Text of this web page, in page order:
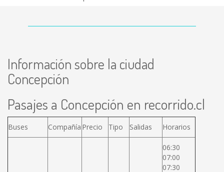
Información sobre la ciudad
Concepción
Pasajes a Concepción en recorrido.cl
Buses Compañía Precio Tipo Salidas Horarios
06:30
07:00
07:30